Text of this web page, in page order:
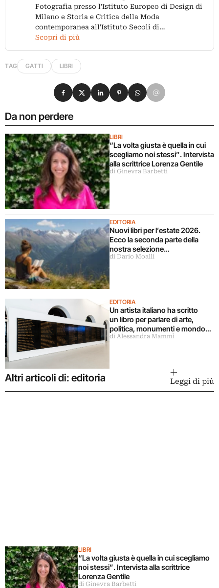
Fotografia presso l'Istituto Europeo di Design di
Milano e Storia e Critica della Moda
contemporanea all'Istituto Secoli di…
Scopri di più
TAG GATTI LIBRI
Da non perdere
LIBRI
“La volta giusta è quella in cui
scegliamo noi stessi”. Intervista
alla scrittrice Lorenza Gentile
di Ginevra Barbetti
EDITORIA
Nuovi libri per l’estate 2026.
Ecco la seconda parte della
nostra selezione…
di Dario Moalli
EDITORIA
Un artista italiano ha scritto
un libro per parlare di arte,
politica, monumenti e mondo
militare
di Alessandra Mammì
Condividi su Facebook
Condividi su X
Condividi su LinkedIn
Condividi su Pinterest
Condividi su WhatsApp
Condividi su Email
Altri articoli di: editoria Leggi di più
LIBRI
“La volta giusta è quella in cui scegliamo
noi stessi”. Intervista alla scrittrice
Lorenza Gentile
di Ginevra Barbetti